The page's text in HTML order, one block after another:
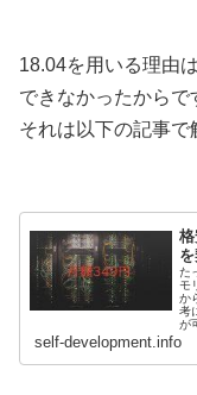
18.04を用いる理由
できなかったからで
それは以下の記事で
た
モ
か
考
が
self-development.info